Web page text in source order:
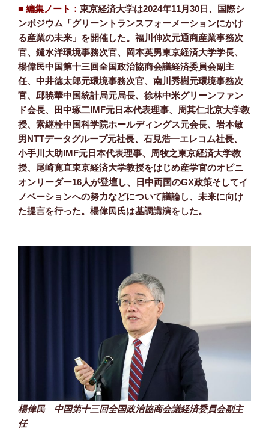
■ 編集ノート： 東京経済大学は2024年11月30日、国際シ
ンポジウム「グリーントランスフォーメーションにかけ
る産業の未来」を開催した。福川伸次元通商産業事務次
官、鑓水洋環境事務次官、岡本英男東京経済大学学長、
楊偉民中国第十三回全国政治協商会議経済委員会副主
任、中井徳太郎元環境事務次官、南川秀樹元環境事務次
官、邱暁華中国統計局元局長、徐林中米グリーンファン
ド会長、田中琢二IMF元日本代表理事、周其仁北京大学教
授、索継栓中国科学院ホールディングス元会長、岩本敏
男NTTデータグループ元社長、石見浩一エレコム社長、
小手川大助IMF元日本代表理事、周牧之東京経済大学教
授、尾崎寛直東京経済大学教授をはじめ産学官のオピニ
オンリーダー16人が登壇し、日中両国のGX政策そしてイ
ノベーションへの努力などについて議論し、未来に向け
た提言を行った。楊偉民氏は基調講演をした。
楊偉民 中国第十三回全国政治協商会議経済委員会副主
任